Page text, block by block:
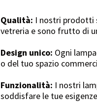
Qualità: I nostri prodotti
vetreria e sono frutto di
Design unico: Ogni
o del tuo spazio
Funzionalità: I nostri
soddisfare le tue